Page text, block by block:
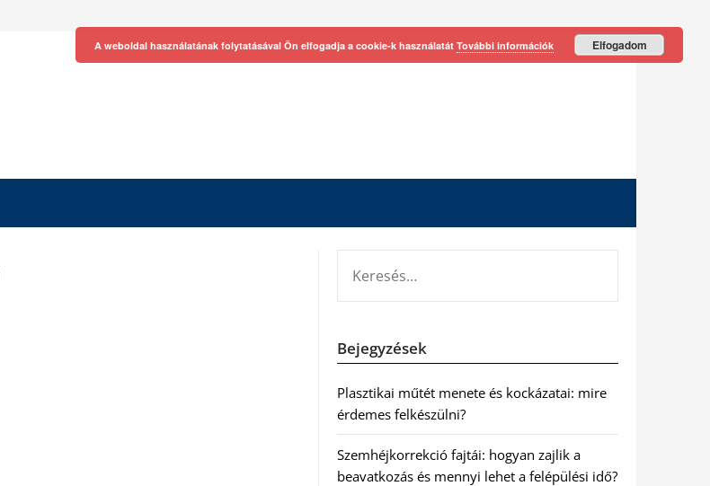
Bejegyzések
Plasztikai műtét menete és kockázatai: mire
érdemes felkészülni?
Szemhéjkorrekció fajtái: hogyan zajlik a
beavatkozás és mennyi lehet a felépülési idő?
A weboldal használatának folytatásával Ön elfogadja a cookie-k használatát További információk Elfogadom